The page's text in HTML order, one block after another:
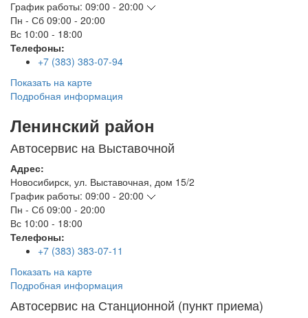
График работы: 09:00 - 20:00
Пн - Сб 09:00 - 20:00
Вс 10:00 - 18:00
Телефоны:
+7 (383) 383-07-94
Показать на карте
Подробная информация
Ленинский район
Автосервис на Выставочной
Адрес:
Новосибирск, ул. Выставочная, дом 15/2
График работы: 09:00 - 20:00
Пн - Сб 09:00 - 20:00
Вс 10:00 - 18:00
Телефоны:
+7 (383) 383-07-11
Показать на карте
Подробная информация
Автосервис на Станционной (пункт приема)